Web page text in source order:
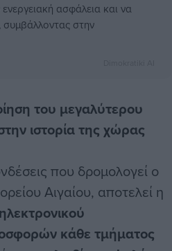
ασφάλεια και να
στην
του μεγαλύτερου
ιστορία της χώρας
που δρομολογεί ο
Αιγαίου, αποτελεί η
κάθε τμήματος